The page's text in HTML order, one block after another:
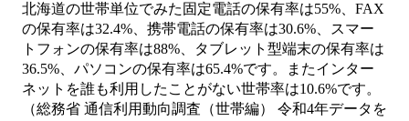
北海道の世帯単位でみた固定電話の保有率は55%、FAX
の保有率は32.4%、携帯電話の保有率は30.6%、スマー
トフォンの保有率は88%、タブレット型端末の保有率は
36.5%、パソコンの保有率は65.4%です。またインター
ネットを誰も利用したことがない世帯率は10.6%です。
（総務省 通信利用動向調査（世帯編） 令和4年データを